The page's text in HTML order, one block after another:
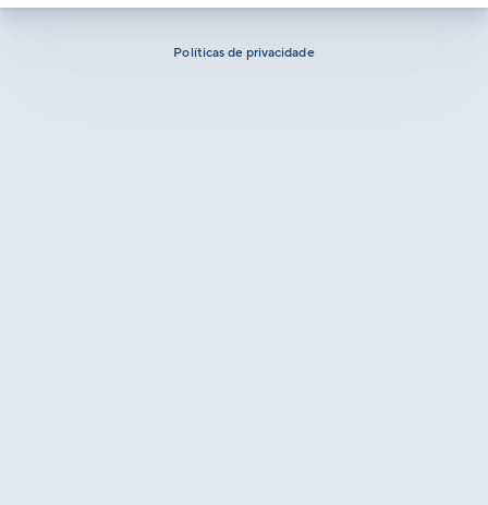
Políticas de privacidade